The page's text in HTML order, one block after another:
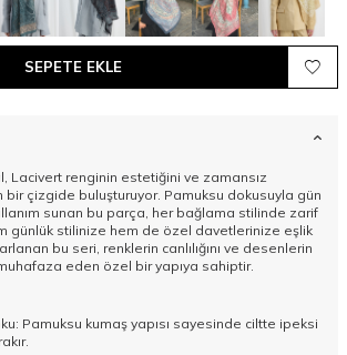
SEPETE EKLE
Lacivert renginin estetiğini ve zamansız
çizgide buluşturuyor. Pamuksu dokusuyla gün
sunan bu parça, her bağlama stilinde zarif
günlük stilinize hem de özel davetlerinize eşlik
bu seri, renklerin canlılığını ve desenlerin
eden özel bir yapıya sahiptir.
Pamuksu kumaş yapısı sayesinde ciltte ipeksi